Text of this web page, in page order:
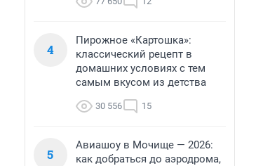
4
Пирожное «Картошка»:
классический рецепт в
домашних условиях с тем
самым вкусом из детства
30 556 15
5
Авиашоу в Мочище — 2026:
как добраться до аэродрома,